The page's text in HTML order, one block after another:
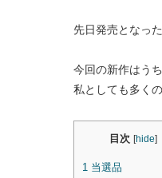
先日発売となっ
今回の新作はう
私としても多く
目次 [hide]
1 当選品